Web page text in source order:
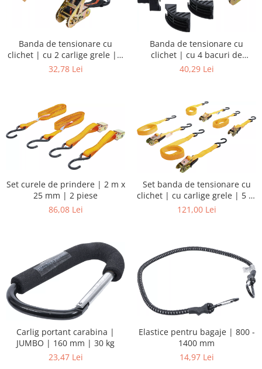
Banda de tensionare cu
clichet | cu 2 carlige grele | 5
m x 24 mm
32,78 Lei
Banda de tensionare cu
clichet | cu 4 bacuri de
protectie | 5 m x 25 mm
40,29 Lei
Set curele de prindere | 2 m x
25 mm | 2 piese
86,08 Lei
Set banda de tensionare cu
clichet | cu carlige grele | 5 m
x 25 mm | 4 piese
121,00 Lei
Carlig portant carabina |
JUMBO | 160 mm | 30 kg
23,47 Lei
Elastice pentru bagaje | 800 -
1400 mm
14,97 Lei